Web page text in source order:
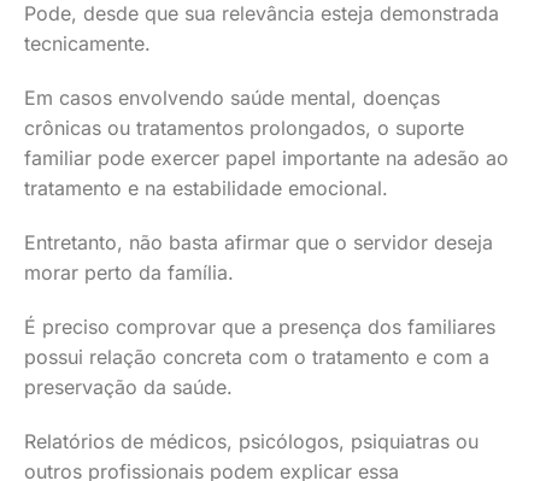
Pode, desde que sua relevância esteja demonstrada
tecnicamente.
Em casos envolvendo saúde mental, doenças
crônicas ou tratamentos prolongados, o suporte
familiar pode exercer papel importante na adesão ao
tratamento e na estabilidade emocional.
Entretanto, não basta afirmar que o servidor deseja
morar perto da família.
É preciso comprovar que a presença dos familiares
possui relação concreta com o tratamento e com a
preservação da saúde.
Relatórios de médicos, psicólogos, psiquiatras ou
outros profissionais podem explicar essa